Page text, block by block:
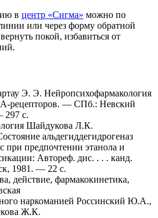
в центр «Сигма» можно по
или через форму обратной
покой, избавиться от
Э. Э. Нейропсихофармакология
рецепторов. — СПб.: Невский
297 с.
Шайдукова Л.К.
альдегиддегидрогеназ
при предпочтении этанола и
Автореф. дис. . . . канд.
1981. — 22 с.
действие, фармакокинетика,
наркоманией Россинский Ю.А.,
Ж.К.